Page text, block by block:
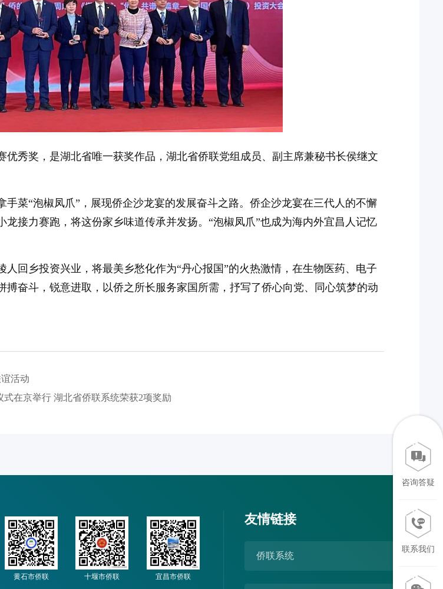
秀奖，是湖北省唯一获奖作品，湖北省侨联党组成员、副主席兼秘书长侯继文
菜“泡椒凤爪”，展现侨企沙龙宴的发展奋斗之路。侨企沙龙宴在三代人的不懈
接力赛跑，将这份家乡味道传承并发扬。“泡椒凤爪”也成为海内外宜昌人记忆
回乡投资兴业，将最美乡愁化作为“丹心报国”的火热激情，在生物医药、电子
奋斗，锐意进取，以侨之所长服务家国所需，抒写了侨心向党、同心筑梦的动
活动
在京举行 湖北省侨联系统荣获2项奖励
黄石市侨联 十堰市侨联 宜昌市侨联
友情链接
侨联系统
咨询答疑
联系我们